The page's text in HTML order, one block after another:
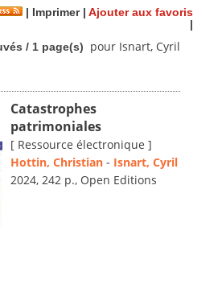
| Imprimer| Ajouter aux favoris
|
/ 1 page(s) pour Isnart, Cyril
Catastrophes
patrimoniales
[ Ressource électronique ]
Hottin, Christian - Isnart, Cyril
2024, 242 p., Open Editions